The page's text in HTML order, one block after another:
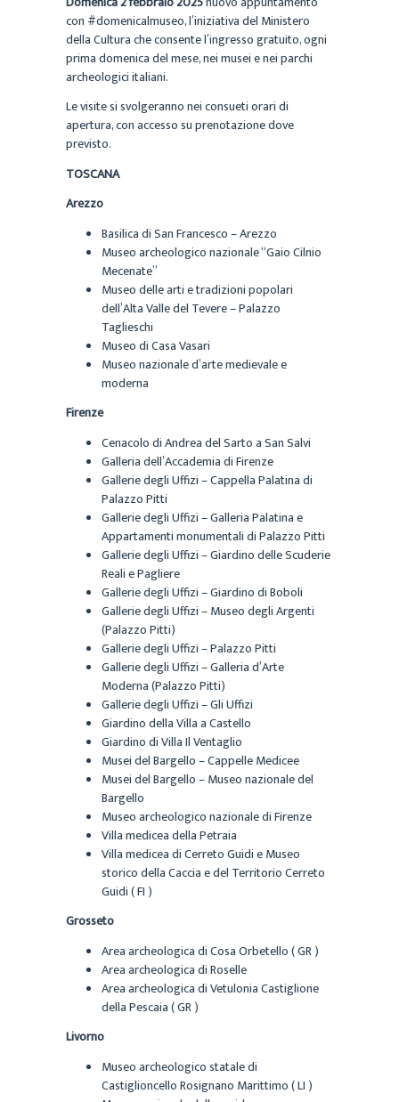
con #domenicalmuseo, l’iniziativa del Ministero
della Cultura che consente l’ingresso gratuito, ogni
prima domenica del mese, nei musei e nei parchi
archeologici italiani.
Le visite si svolgeranno nei consueti orari di
apertura, con accesso su prenotazione dove
previsto.
TOSCANA
Arezzo
Basilica di San Francesco – Arezzo
Museo archeologico nazionale “Gaio Cilnio
Mecenate”
Museo delle arti e tradizioni popolari
dell’Alta Valle del Tevere – Palazzo
Taglieschi
Museo di Casa Vasari
Museo nazionale d’arte medievale e
moderna
Firenze
Cenacolo di Andrea del Sarto a San Salvi
Galleria dell’Accademia di Firenze
Gallerie degli Uffizi – Cappella Palatina di
Palazzo Pitti
Gallerie degli Uffizi – Galleria Palatina e
Appartamenti monumentali di Palazzo Pitti
Gallerie degli Uffizi – Giardino delle Scuderie
Reali e Pagliere
Gallerie degli Uffizi – Giardino di Boboli
Gallerie degli Uffizi – Museo degli Argenti
(Palazzo Pitti)
Gallerie degli Uffizi – Palazzo Pitti
Gallerie degli Uffizi – Galleria d’Arte
Moderna (Palazzo Pitti)
Gallerie degli Uffizi – Gli Uffizi
Giardino della Villa a Castello
Giardino di Villa Il Ventaglio
Musei del Bargello – Cappelle Medicee
Musei del Bargello – Museo nazionale del
Bargello
Museo archeologico nazionale di Firenze
Villa medicea della Petraia
Villa medicea di Cerreto Guidi e Museo
storico della Caccia e del Territorio Cerreto
Guidi ( FI )
Grosseto
Area archeologica di Cosa Orbetello ( GR )
Area archeologica di Roselle
Area archeologica di Vetulonia Castiglione
della Pescaia ( GR )
Livorno
Museo archeologico statale di
Castiglioncello Rosignano Marittimo ( LI )